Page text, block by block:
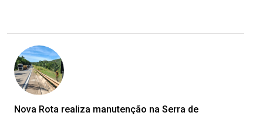
Nova Rota realiza manutenção na Serra de